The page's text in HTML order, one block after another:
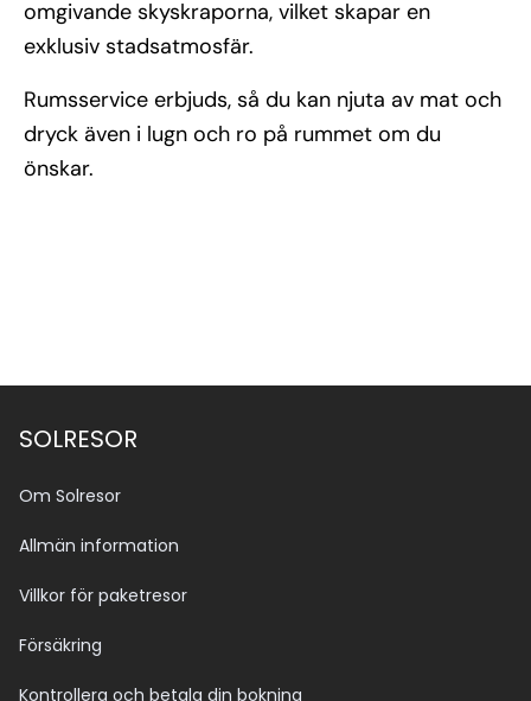
omgivande skyskraporna, vilket skapar en
exklusiv stadsatmosfär.
Rumsservice erbjuds, så du kan njuta av mat och
dryck även i lugn och ro på rummet om du
önskar.
SOLRESOR
Om Solresor
Allmän information
Villkor för paketresor
Försäkring
Kontrollera och betala din bokning